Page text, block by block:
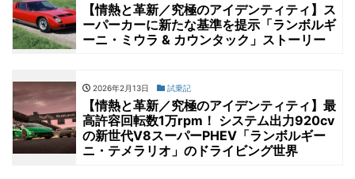
【情熱と革新／究極のアイデンティティ】ス
ーパーカーに新たな基準を提示「ランボルギ
ーニ・ミウラ & カウンタック」ストーリー
2026年2月13日 試乗記
【情熱と革新／究極のアイデンティティ】最
高許容回転数1万rpm！ システム出力920cv
の新世代V8スーパーPHEV「ランボルギー
ニ・テメラリオ」のドライビング世界